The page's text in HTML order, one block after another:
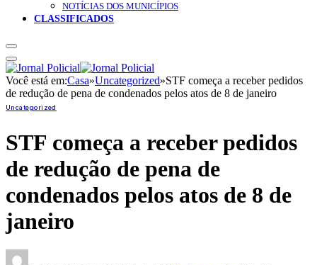
NOTÍCIAS DOS MUNICÍPIOS
CLASSIFICADOS
Você está em:Casa»Uncategorized»STF começa a receber pedidos
de redução de pena de condenados pelos atos de 8 de janeiro
Uncategorized
STF começa a receber pedidos
de redução de pena de
condenados pelos atos de 8 de
janeiro